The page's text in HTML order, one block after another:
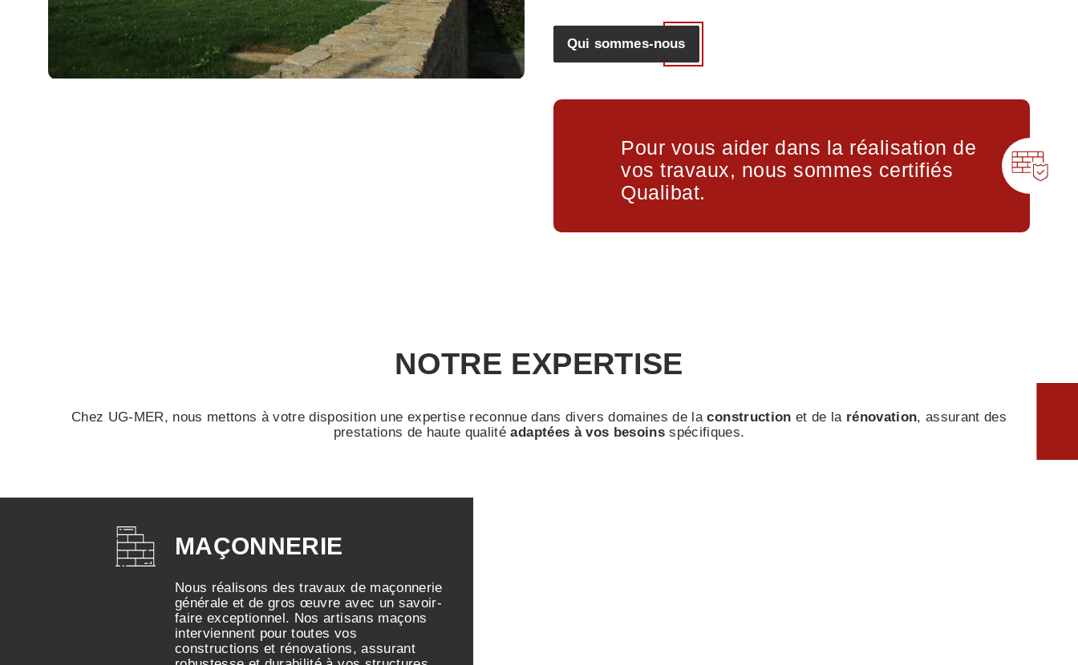
Qui sommes-nous
Pour vous aider dans la réalisation de
vos travaux, nous sommes certifiés
Qualibat.
NOTRE EXPERTISE
Chez UG-MER, nous mettons à votre disposition une expertise reconnue dans divers domaines de laconstruction et de la rénovation, assurant des
prestations de haute qualitéadaptées à vos besoinsspécifiques.
MAÇONNERIE
Nous réalisons des travaux de maçonnerie
générale et de gros œuvre avec un savoir-
faire exceptionnel. Nos artisans maçons
interviennent pour toutes vos
constructions et rénovations, assurant